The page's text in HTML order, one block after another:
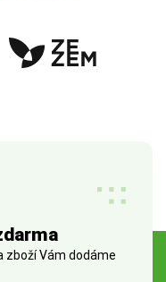
zboží Vám dodáme